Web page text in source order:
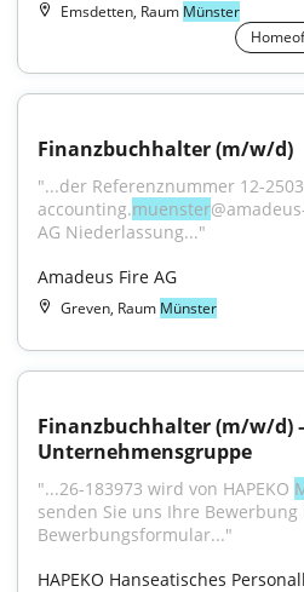
Emsdetten, Raum Münster
Finanzbuchhalter (m/w/d)
"...der Referenznummer 12-
accounting.muenster
AG Niederlassung..."
Amadeus Fire AG
Greven, Raum Münster
Finanzbuchhalter (m/w/d)
Unternehmensgruppe
"...26-183973 wird von HAPEKO
senden Sie uns Ihre
Bewerbungsformular..."
HAPEKO Hanseatisches